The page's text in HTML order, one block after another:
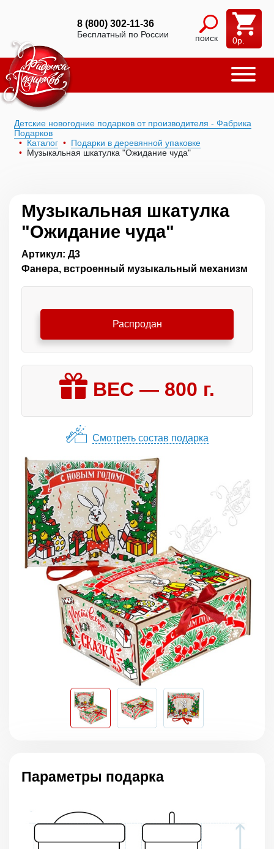
8 (800) 302-11-36
Бесплатный по России поиск 0р.
Детские новогодние подарков от производителя - Фабрика
Подарков
Каталог
Подарки в деревянной упаковке
Музыкальная шкатулка "Ожидание чуда"
Музыкальная шкатулка
"Ожидание чуда"
Артикул: Д3
Фанера, встроенный музыкальный механизм
Распродан
ВЕС — 800 г.
Смотреть состав подарка
Параметры подарка